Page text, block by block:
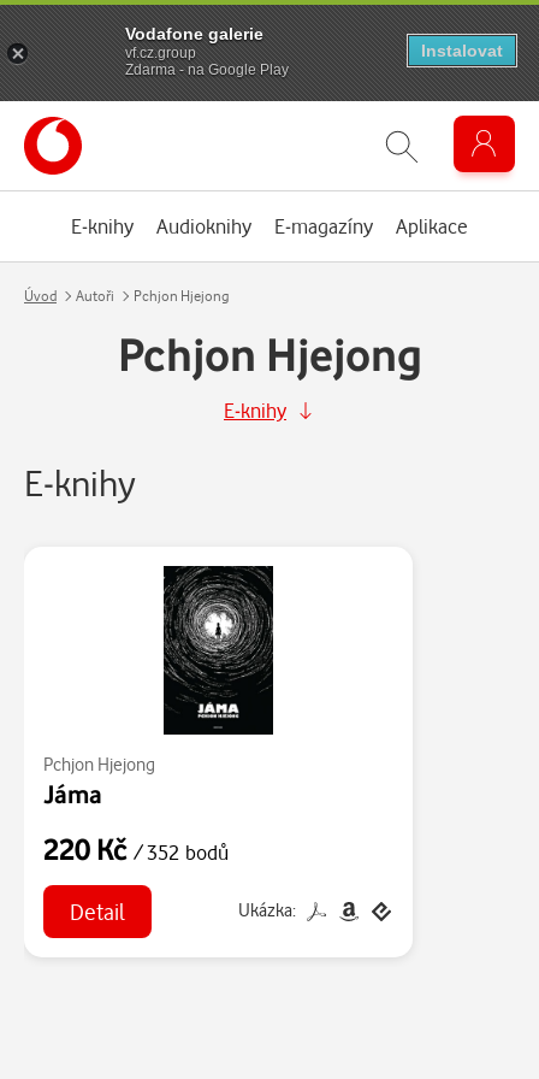
E-knihy Audioknihy E-magazíny Aplikace
Úvod Autoři Pchjon Hjejong
Pchjon Hjejong
E-knihy
E-knihy
Pchjon Hjejong
Jáma
220 Kč / 352 bodů
Detail Ukázka:
Vodafone galerie
vf.cz.group
Zdarma - na Google Play
Instalovat